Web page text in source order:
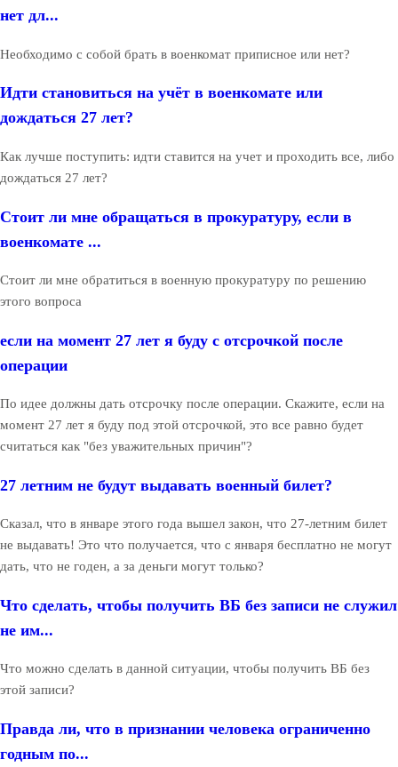
нет дл...
Необходимо с собой брать в военкомат приписное или нет?
Идти становиться на учёт в военкомате или
дождаться 27 лет?
Как лучше поступить: идти ставится на учет и проходить все, либо
дождаться 27 лет?
Стоит ли мне обращаться в прокуратуру, если в
военкомате ...
Стоит ли мне обратиться в военную прокуратуру по решению
этого вопроса
если на момент 27 лет я буду с отсрочкой после
операции
По идее должны дать отсрочку после операции. Скажите, если на
момент 27 лет я буду под этой отсрочкой, это все равно будет
считаться как "без уважительных причин"?
27 летним не будут выдавать военный билет?
Сказал, что в январе этого года вышел закон, что 27-летним билет
не выдавать! Это что получается, что с января бесплатно не могут
дать, что не годен, а за деньги могут только?
Что сделать, чтобы получить ВБ без записи не служил
не им...
Что можно сделать в данной ситуации, чтобы получить ВБ без
этой записи?
Правда ли, что в признании человека ограниченно
годным по...